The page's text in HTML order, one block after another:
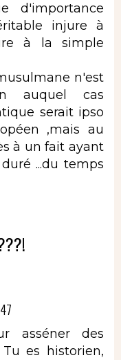
d'importance
injure à
à la simple
n'est
auquel cas
serait ipso
,mais au
à un fait ayant
...du temps
asséner des
es historien,